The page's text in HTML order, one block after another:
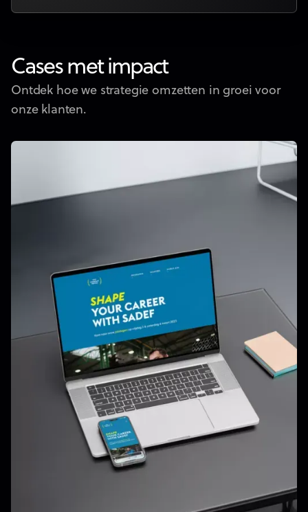
Cases met impact
Ontdek hoe we strategie omzetten in groei voor
onze klanten.